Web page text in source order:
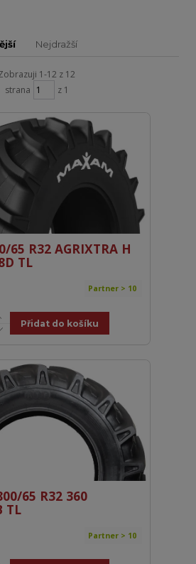
Nejdražší
1-12 z 12
strana
z 1
65 R32 AGRIXTRA H
TL
Partner > 10
Přidat do košíku
65 R32 360
TL
Partner > 10